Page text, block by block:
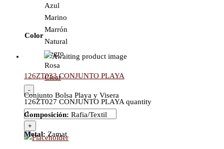
Color
Azul
Marino
Marrón
Natural
Negro
Rosa
Clear
-
126ZT027 CONJUNTO PLAYA quantity
+
126ZT033 CONJUNTO PLAYA
Conjunto Bolsa Playa y Visera
Composición: Rafia/Textil
Metal: Zamat